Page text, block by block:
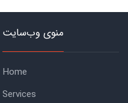
منوی وب‌سایت
Home
Services